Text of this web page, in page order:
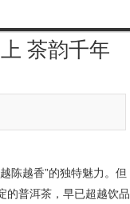
茶韵千年
陈越香”的独特魅力。但
的普洱茶，早已超越饮品